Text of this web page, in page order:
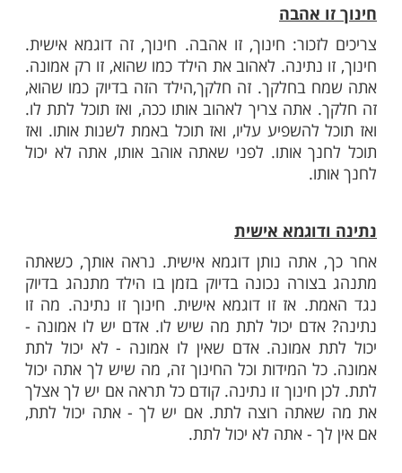
הקורונה
לעד, אפילו בחופש הגדול אנחנו נמצאים כל
עם הילדים. באמת ניסיון כזה בחינוך ילדים,
כל היום, כל הלילה, ביחד. איך להעסיק
להעסיק אותם? איך להסתדר אתם? איך לחיות
אהבה
חינוך, זו אהבה. חינוך, זה דוגמא אישית.
נתינה. לאהוב את הילד כמו שהוא, זו רק אמונה.
זה חלקך,הילד הזה בדיוק כמו שהוא,
אתה צריך לאהוב אותו ככה, ואז תוכל לתת לו.
עליו, ואז תוכל באמת לשנות אותו. ואז